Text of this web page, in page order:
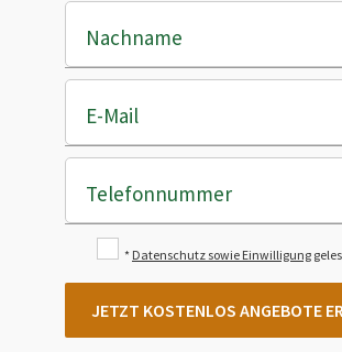
Nachname
E-Mail
Telefonnummer
* Datenschutz sowie Einwilligung
JETZT KOSTENLOS ANGEBOTE